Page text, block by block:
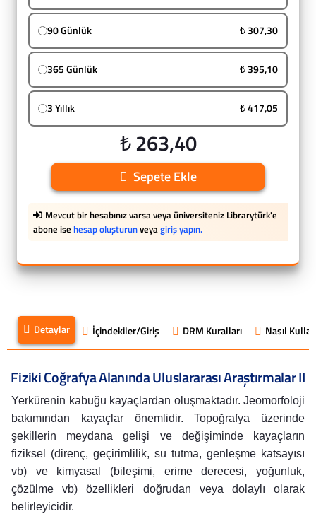
90 Günlük ₺ 307,30
365 Günlük ₺ 395,10
3 Yıllık ₺ 417,05
₺ 263,40
Sepete Ekle
Mevcut bir hesabınız varsa veya üniversiteniz Librarytürk'e
abone ise hesap oluşturunveyagiriş yapın.
Detaylar İçindekiler/Giriş DRM Kuralları Nasıl
Fiziki Coğrafya Alanında Uluslararası Araştırmalar II
Yerkürenin kabuğu kayaçlardan oluşmaktadır. Jeomorfoloji
bakımından kayaçlar önemlidir. Topoğrafya üzerinde
şekillerin meydana gelişi ve değişiminde kayaçların
fiziksel (direnç, geçirimlilik, su tutma, genleşme katsayısı
vb) ve kimyasal (bileşimi, erime derecesi, yoğunluk,
çözülme vb) özellikleri doğrudan veya dolaylı olarak
belirleyicidir.